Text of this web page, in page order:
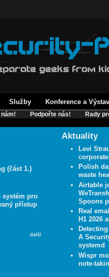
Služby Konference a
Podpořte nás! Rady
(část 1.)
systém pro
přístup
další
Aktuality
Levi
Polish
waste
Airtable
Spoons
Real
H1 2026
A
systemd
Wispr
note-